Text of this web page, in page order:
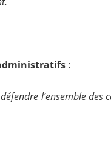
:
l’ensemble